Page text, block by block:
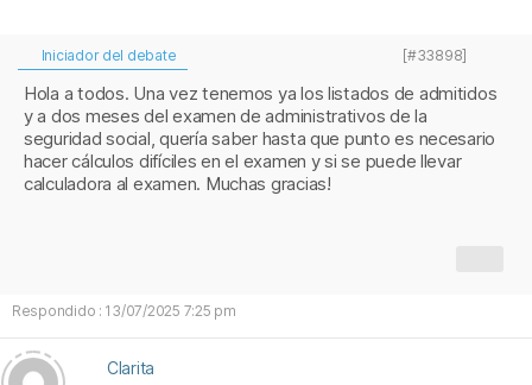
Iniciador del debate [#33898]
Hola a todos. Una vez tenemos ya los listados de admitidos
y a dos meses del examen de administrativos de la
seguridad social, quería saber hasta que punto es necesario
hacer cálculos difíciles en el examen y si se puede llevar
calculadora al examen. Muchas gracias!
Respondido : 13/07/2025 7:25 pm
Clarita